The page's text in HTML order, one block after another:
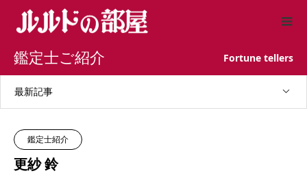
鑑定士ご紹介 Fortune tellers
最新記事
鑑定士紹介
更紗 鈴